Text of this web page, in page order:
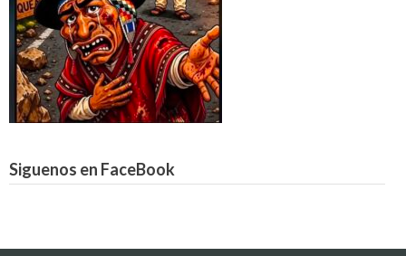
Siguenos en FaceBook